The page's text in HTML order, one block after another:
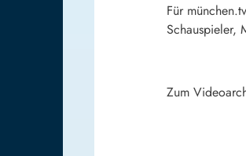
Für
Schauspieler,
Zum